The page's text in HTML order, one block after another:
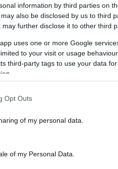
information by third parties on
also be disclosed by us to third
may further disclose it to other third
uses one or more Google
to your visit or usage
third-party tags to use your data
Opt Outs
of my personal data.
of my Personal Data.